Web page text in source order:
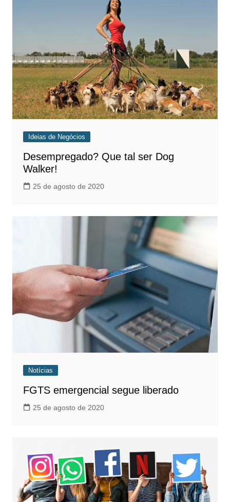
Ideias de Negócios
Desempregado? Que tal ser Dog
Walker!
25 de agosto de 2020
Notícias
FGTS emergencial segue liberado
25 de agosto de 2020